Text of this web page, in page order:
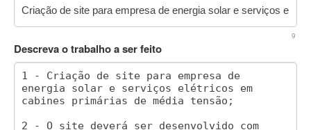
9
Descreva o trabalho a ser feito